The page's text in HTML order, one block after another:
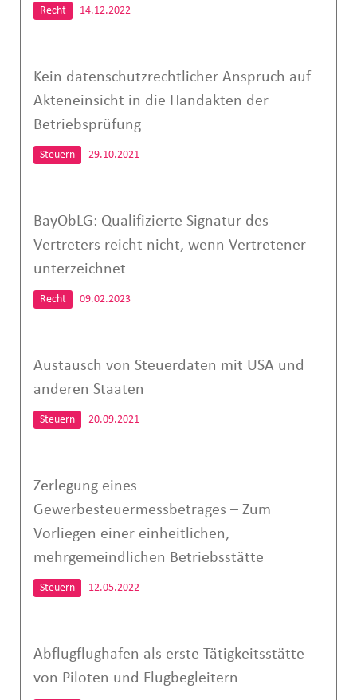
Recht 14.12.2022
Kein datenschutzrechtlicher Anspruch auf
Akteneinsicht in die Handakten der
Betriebsprüfung
Steuern 29.10.2021
BayObLG: Qualifizierte Signatur des
Vertreters reicht nicht, wenn Vertretener
unterzeichnet
Recht 09.02.2023
Austausch von Steuerdaten mit USA und
anderen Staaten
Steuern 20.09.2021
Zerlegung eines
Gewerbesteuermessbetrages – Zum
Vorliegen einer einheitlichen,
mehrgemeindlichen Betriebsstätte
Steuern 12.05.2022
Abflugflughafen als erste Tätigkeitsstätte
von Piloten und Flugbegleitern